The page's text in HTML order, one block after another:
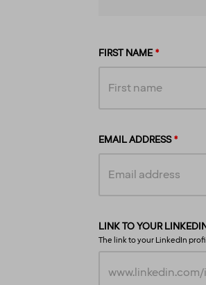
FIRST NAME
EMAIL ADDRESS
LINK TO YOUR
The link to your LinkedIn